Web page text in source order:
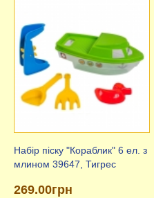
Набір піску "Кораблик" 6 ел. з
млином 39647, Тигрес
269.00грн